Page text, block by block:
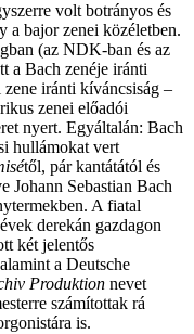
volt botrányos és
a bajor zenei közéletben.
(az NDK-ban és az
a Bach zenéje iránti
zene iránti kíváncsiság –
zenei előadói
nyert. Egyáltalán: Bach
hullámokat vert
től, pár kantátától és
Johann Sebastian Bach
A fiatal
derekán gazdagon
két jelentős
a Deutsche
Produktion nevet
számítottak rá
is.